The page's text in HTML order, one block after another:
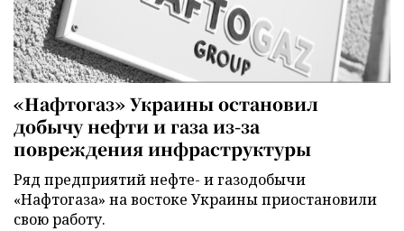
«Нафтогаз» Украины остановил
добычу нефти и газа из-за
повреждения инфраструктуры
Ряд предприятий нефте- и газодобычи
«Нафтогаза» на востоке Украины приостановили
свою работу.